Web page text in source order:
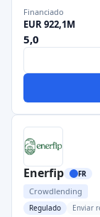
Financiado
EUR 922,1M
5,0
Enerfip FR
Crowdlending
Regulado Enviar